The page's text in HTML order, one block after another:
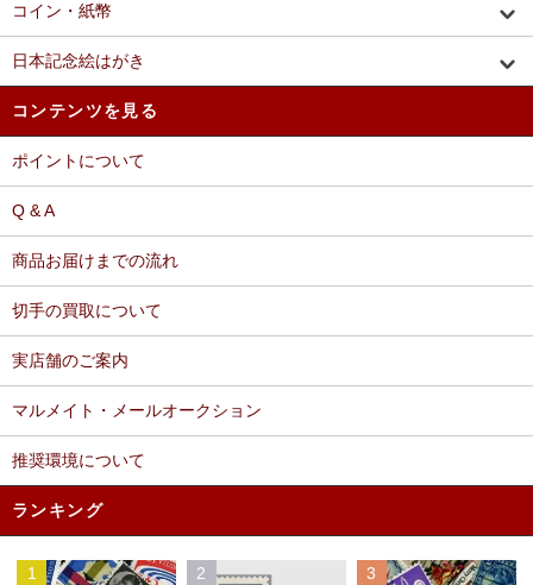
コイン・紙幣
日本記念絵はがき
コンテンツを見る
ポイントについて
Q & A
商品お届けまでの流れ
切手の買取について
実店舗のご案内
マルメイト・メールオークション
推奨環境について
ランキング
1 2 3